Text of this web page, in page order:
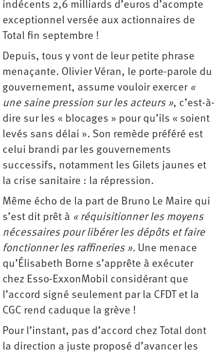
indécents 2,6 milliards d’euros d’acompte
exceptionnel versée aux actionnaires de
Total fin septembre !
Depuis, tous y vont de leur petite phrase
menaçante. Olivier Véran, le porte-parole du
gouvernement, assume vouloir exercer «
une saine pression sur les acteurs », c’est-à-
dire sur les « blocages » pour qu’ils « soient
levés sans délai ». Son remède préféré est
celui brandi par les gouvernements
successifs, notamment les Gilets jaunes et
la crise sanitaire : la répression.
Même écho de la part de Bruno Le Maire qui
s’est dit prêt à « réquisitionner les moyens
nécessaires pour libérer les dépôts et faire
fonctionner les raffineries ». Une menace
qu’Élisabeth Borne s’apprête à exécuter
chez Esso-ExxonMobil considérant que
l’accord signé seulement par la CFDT et la
CGC rend caduque la grève !
Pour l’instant, pas d’accord chez Total dont
la direction a juste proposé d’avancer les